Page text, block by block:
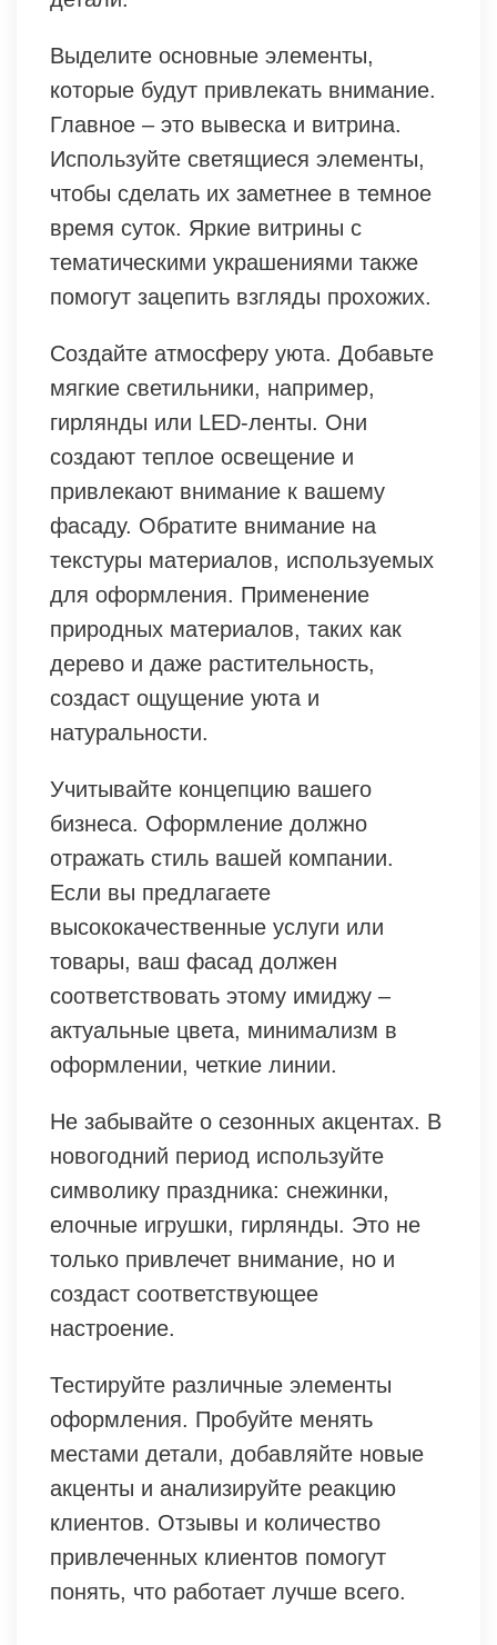
Выделите основные элементы,
которые будут привлекать внимание.
Главное – это вывеска и витрина.
Используйте светящиеся элементы,
чтобы сделать их заметнее в темное
время суток. Яркие витрины с
тематическими украшениями также
помогут зацепить взгляды прохожих.
Создайте атмосферу уюта. Добавьте
мягкие светильники, например,
гирлянды или LED-ленты. Они
создают теплое освещение и
привлекают внимание к вашему
фасаду. Обратите внимание на
текстуры материалов, используемых
для оформления. Применение
природных материалов, таких как
дерево и даже растительность,
создаст ощущение уюта и
натуральности.
Учитывайте концепцию вашего
бизнеса. Оформление должно
отражать стиль вашей компании.
Если вы предлагаете
высококачественные услуги или
товары, ваш фасад должен
соответствовать этому имиджу –
актуальные цвета, минимализм в
оформлении, четкие линии.
Не забывайте о сезонных акцентах. В
новогодний период используйте
символику праздника: снежинки,
елочные игрушки, гирлянды. Это не
только привлечет внимание, но и
создаст соответствующее
настроение.
Тестируйте различные элементы
оформления. Пробуйте менять
местами детали, добавляйте новые
акценты и анализируйте реакцию
клиентов. Отзывы и количество
привлеченных клиентов помогут
понять, что работает лучше всего.